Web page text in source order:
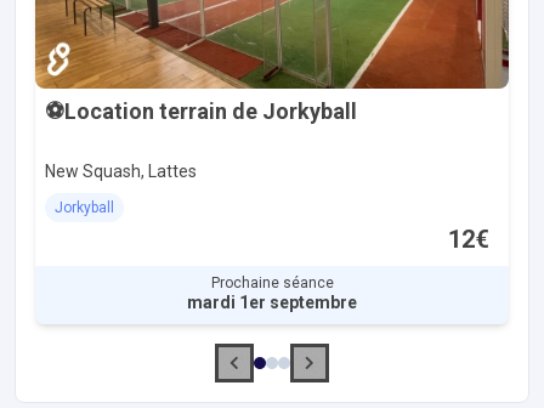
⚽Location terrain de Jorkyball
New Squash, Lattes
Jorkyball
12€
Prochaine séance
mardi 1er septembre